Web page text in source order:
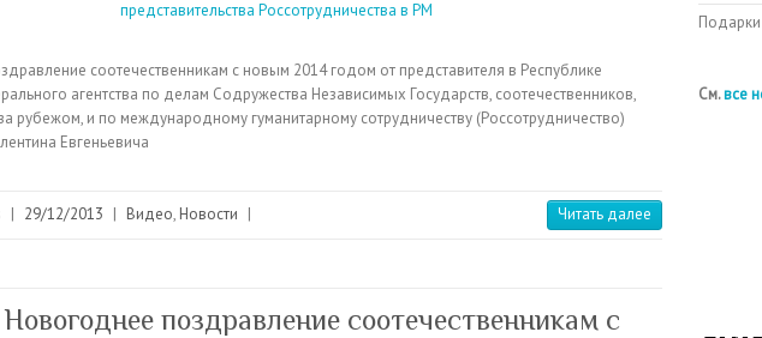
соотечественникам с новым 2014 годом от представителя в Республике
агентства по делам Содружества Независимых Государств, соотечественников,
рубежом, и по международному гуманитарному сотрудничеству (Россотрудничество)
Евгеньевича
| 29/12/2013 | Видео, Новости | Читать далее
поздравление соотечественникам с
Подарки
См.все